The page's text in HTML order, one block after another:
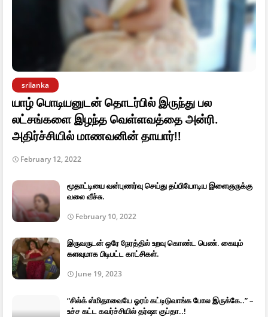
srilanka
யாழ் பொடியனுடன் தொடர்பில் இருந்து பல
லட்சங்களை இழந்த வெள்ளவத்தை அன்ரி.
அதிர்ச்சியில் மாணவனின் தாயார்!!
February 12, 2022
மூதாட்டியை வன்புணர்வு செய்து தப்பியோடிய இளைஞருக்கு
வலை வீச்சு.
February 10, 2022
இருவருடன் ஒரே நேரத்தில் உறவு கொண்ட பெண். கையும்
களவுமாக பிடிபட்ட காட்சிகள்.
June 19, 2023
“சில்க் ஸ்மிதாவையே ஓரம் கட்டிடுவாங்க போல இருக்கே..” –
உச்ச கட்ட கவர்ச்சியில் தர்ஷா குப்தா..!